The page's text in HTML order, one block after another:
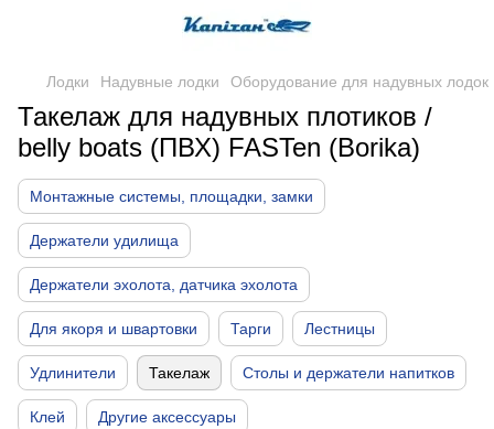
Лодки Надувные лодки Оборудование для надувных лодок
Такелаж для надувных плотиков /
belly boats (ПВХ) FASTen (Borika)
Монтажные системы, площадки, замки
Держатели удилища
Держатели эхолота, датчика эхолота
Для якоря и швартовки Тарги Лестницы
Удлинители Такелаж Столы и держатели напитков
Клей Другие аксессуары